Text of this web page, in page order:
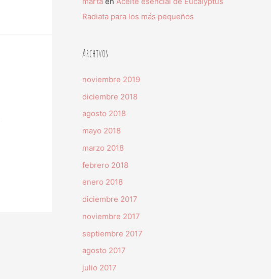
Radiata para los más pequeños
Archivos
noviembre 2019
diciembre 2018
agosto 2018
mayo 2018
marzo 2018
febrero 2018
enero 2018
diciembre 2017
noviembre 2017
septiembre 2017
agosto 2017
julio 2017